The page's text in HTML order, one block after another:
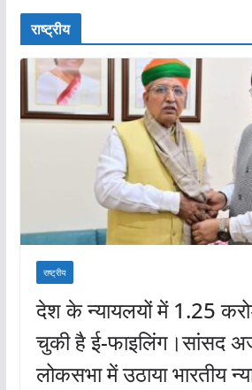
राष्ट्रीय
राष्ट्रीय
देश के न्यायलयों में 1.25
चुकी है ई-फाइलिंग।सांसद
लोकसभा में उठाया भारतीय